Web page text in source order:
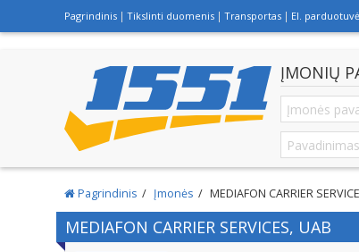
Pagrindinis Tikslinti duomenis Transportas El.
ĮMONIŲ
Pagrindinis Įmonės MEDIAFON CARRIER
MEDIAFON CARRIER SERVICES, UAB